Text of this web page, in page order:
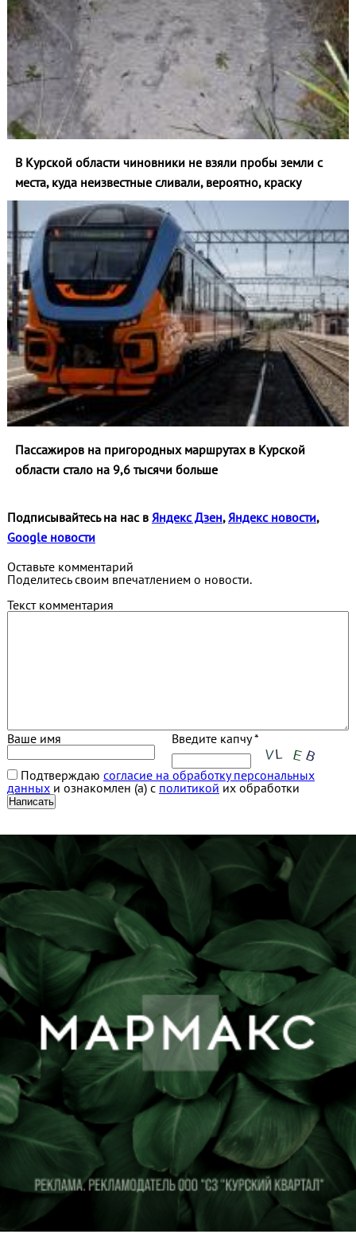
В Курской области чиновники не взяли пробы земли с
места, куда неизвестные сливали, вероятно, краску
Пассажиров на пригородных маршрутах в Курской
области стало на 9,6 тысячи больше
Подписывайтесь на нас в Яндекс Дзен, Яндекс новости,
Google новости
Оставьте комментарий
Поделитесь своим впечатлением о новости.
Текст комментария
Ваше имя Введите капчу *
Подтверждаю согласие на обработку персональных
данныхи ознакомлен (а) с политикой их обработки